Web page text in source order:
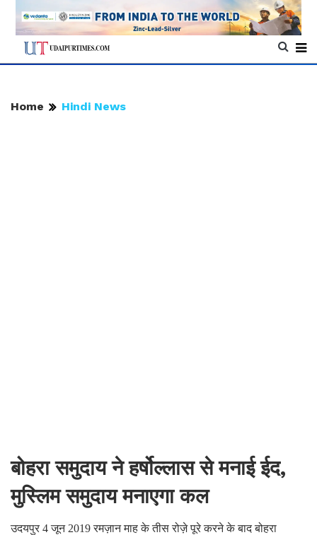
Home Hindi News
बोहरा समुदाय ने हर्षोल्लास से मनाई ईद,
मुस्लिम समुदाय मनाएगा कल
उदयपुर 4 जून 2019 रमज़ान माह के तीस रोज़े पूरे करने के बाद बोहरा